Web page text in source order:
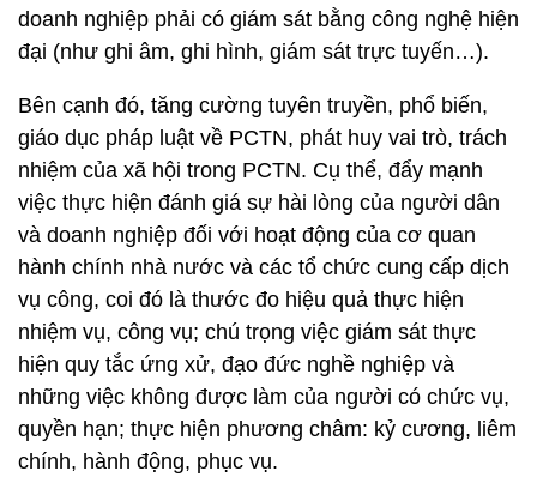
doanh nghiệp phải có giám sát bằng công nghệ hiện
đại (như ghi âm, ghi hình, giám sát trực tuyến…).
Bên cạnh đó, tăng cường tuyên truyền, phổ biến,
giáo dục pháp luật về PCTN, phát huy vai trò, trách
nhiệm của xã hội trong PCTN. Cụ thể, đẩy mạnh
việc thực hiện đánh giá sự hài lòng của người dân
và doanh nghiệp đối với hoạt động của cơ quan
hành chính nhà nước và các tổ chức cung cấp dịch
vụ công, coi đó là thước đo hiệu quả thực hiện
nhiệm vụ, công vụ; chú trọng việc giám sát thực
hiện quy tắc ứng xử, đạo đức nghề nghiệp và
những việc không được làm của người có chức vụ,
quyền hạn; thực hiện phương châm: kỷ cương, liêm
chính, hành động, phục vụ.